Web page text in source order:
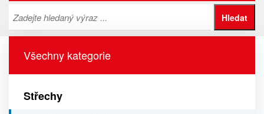
Všechny kategorie
Střechy